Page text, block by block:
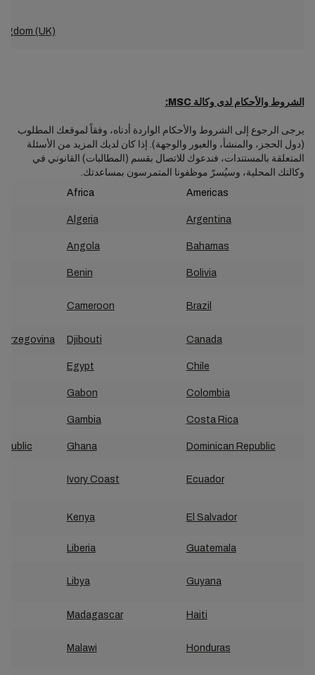
(UK)
الشروط والأحكام لدى وكالة MSC:
يرجى الرجوع إلى الشروط والأحكام الواردة أدناه، وفقاً لموقعك المطلوب
(دول الحجز، والمنشأ، والعبور والوجهة). إذا كان لديك المزيد من الأسئلة
المتعلقة بالمستندات، فندعوك للاتصال بقسم (المطالبات) القانوني في
وكالتك المحلية، وسيُسرّ موظفونا المتمرسون بمساعدتك.
Americas
Africa
Argentina
Algeria
Bahamas
Angola
Bolivia
Benin
Brazil
Cameroon
Canada
Djibouti
Chile
Egypt
Colombia
Gabon
Costa Rica
Gambia
Dominican Republic
Ghana
Ecuador
Ivory Coast
El Salvador
Kenya
Guatemala
Liberia
Guyana
Libya
Haiti
Madagascar
Honduras
Malawi